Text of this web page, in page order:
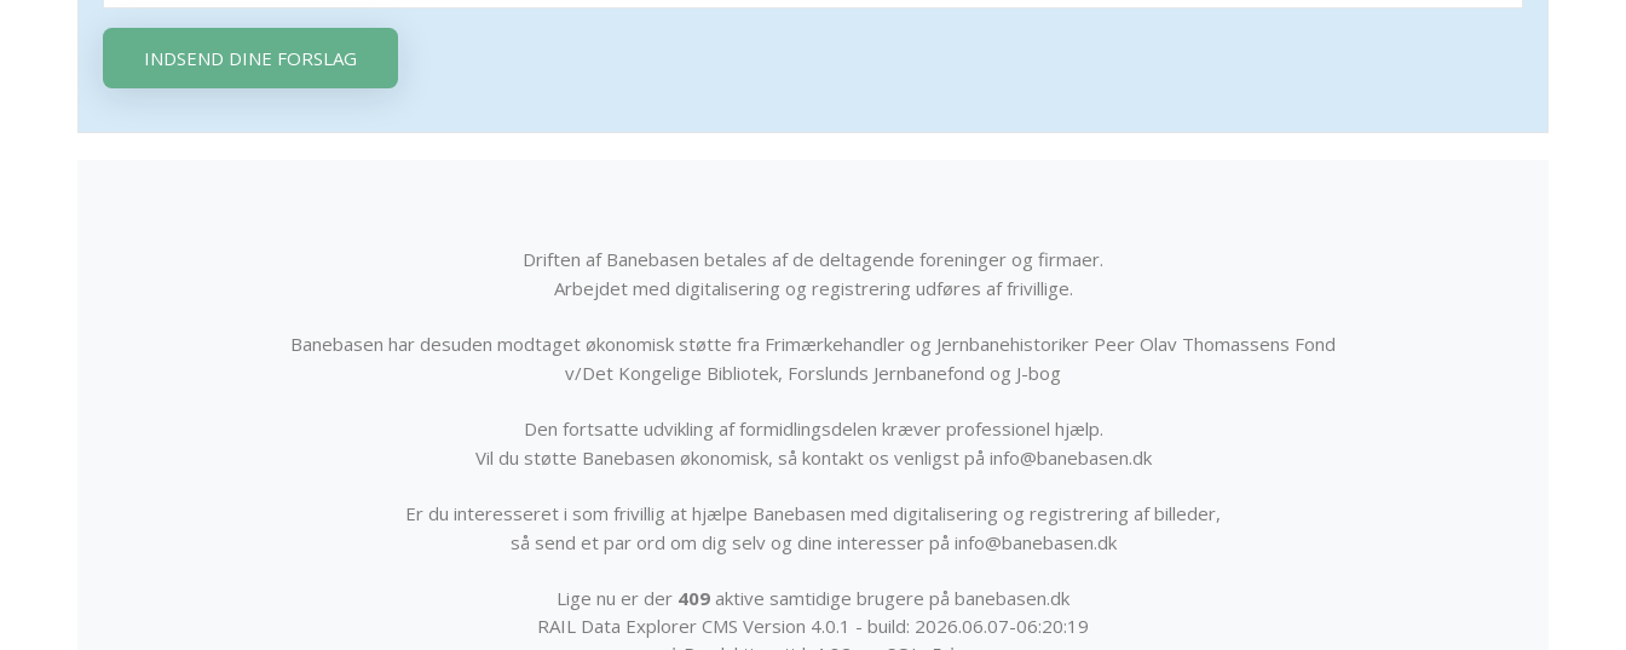
INDSEND DINE FORSLAG
Driften af Banebasen betales af de deltagende foreninger og firmaer.
Arbejdet med digitalisering og registrering udføres af frivillige.
Banebasen har desuden modtaget økonomisk støtte fra Frimærkehandler og Jernbanehistoriker Peer Olav Thomassens Fond
v/Det Kongelige Bibliotek, Forslunds Jernbanefond og J-bog
Den fortsatte udvikling af formidlingsdelen kræver professionel hjælp.
Vil du støtte Banebasen økonomisk, så kontakt os venligst på info@banebasen.dk
Er du interesseret i som frivillig at hjælpe Banebasen med digitalisering og registrering af billeder,
så send et par ord om dig selv og dine interesser på info@banebasen.dk
Lige nu er der 409 aktive samtidige brugere på banebasen.dk
RAIL Data Explorer CMS Version 4.0.1 - build: 2026.06.07-06:20:19